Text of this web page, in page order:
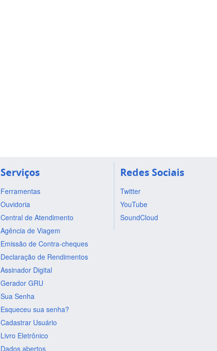
Serviços
Ferramentas
Ouvidoria
Central de Atendimento
Agência de Viagem
Emissão de Contra-cheques
Declaração de Rendimentos
Assinador Digital
Gerador GRU
Sua Senha
Esqueceu sua senha?
Cadastrar Usuário
Livro Eletrônico
Dados abertos
Redes Sociais
Twitter
YouTube
SoundCloud